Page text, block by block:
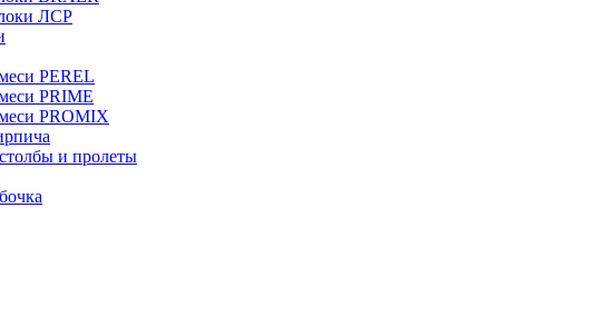
ЛСР
PEREL
PRIME
PROMIX
и пролеты